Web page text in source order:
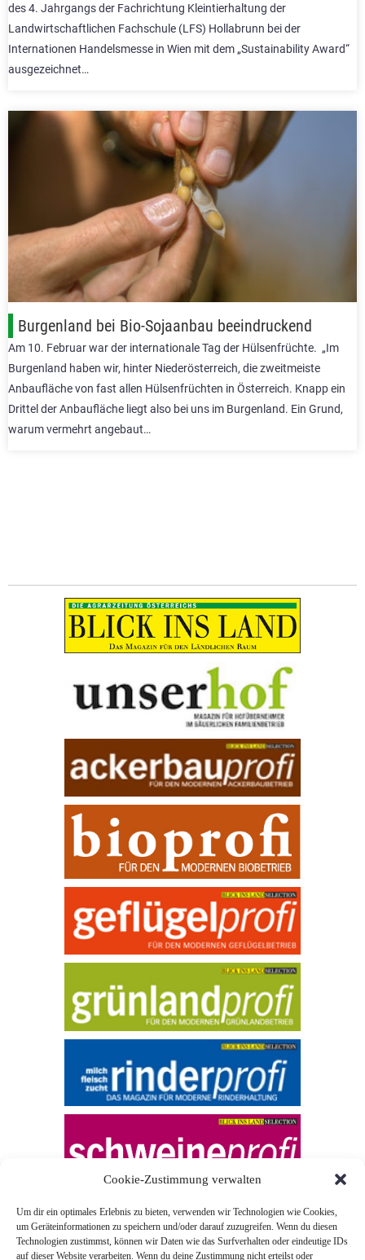
Cookie-Zustimmung verwalten
Um dir ein optimales Erlebnis zu bieten, verwenden wir Technologien wie Cookies,
um Geräteinformationen zu speichern und/oder darauf zuzugreifen. Wenn du diesen
Technologien zustimmst, können wir Daten wie das Surfverhalten oder eindeutige IDs
auf dieser Website verarbeiten. Wenn du deine Zustimmung nicht erteilst oder
des 4. Jahrgangs der Fachrichtung Kleintierhaltung der
Landwirtschaftlichen Fachschule (LFS) Hollabrunn bei der
Internationen Handelsmesse in Wien mit dem „Sustainability Award“
ausgezeichnet…
Burgenland bei Bio-Sojaanbau beeindruckend
Am 10. Februar war der internationale Tag der Hülsenfrüchte. „Im
Burgenland haben wir, hinter Niederösterreich, die zweitmeiste
Anbaufläche von fast allen Hülsenfrüchten in Österreich. Knapp ein
Drittel der Anbaufläche liegt also bei uns im Burgenland. Ein Grund,
warum vermehrt angebaut…